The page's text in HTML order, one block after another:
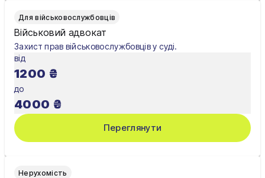
Для військовослужбовців
Військовий адвокат
Захист прав військовослужбовців у суді.
від
1200 ₴
до
4000 ₴
Переглянути
Нерухомість